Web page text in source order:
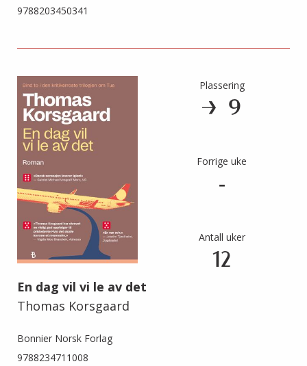
9788203450341
En dag vil vi le av det
Thomas Korsgaard
Bonnier Norsk Forlag
9788234711008
Plassering
9
Forrige uke
-
Antall uker
12